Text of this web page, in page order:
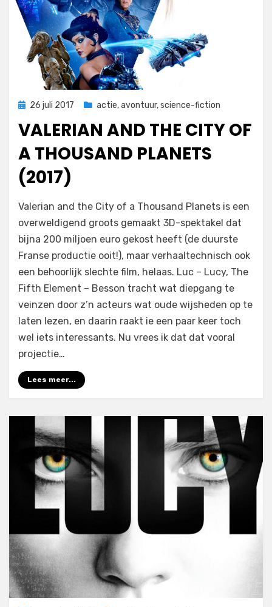
Geplaatst
26 juli 2017 actie,avontuur,science-fiction
VALERIAN AND THE CITY OF
A THOUSAND PLANETS
(2017)
door Filmofiel.nl
5 reacties
op
and
the
City
of
Thousand
Planets
(2017)
Valerian and the City of a Thousand Planets is een
overweldigend groots gemaakt 3D-spektakel dat
bijna 200 miljoen euro gekost heeft (de duurste
Franse productie ooit!), maar verhaaltechnisch ook
een behoorlijk slechte film, helaas. Luc – Lucy, The
Fifth Element – Besson tracht wat diepgang te
veinzen door z’n acteurs wat oude wijsheden op te
laten lezen, en daarin raakt ie een paar keer toch
wel iets interessants. Nu vrees ik dat dat vooral
projectie…
Lees meer...